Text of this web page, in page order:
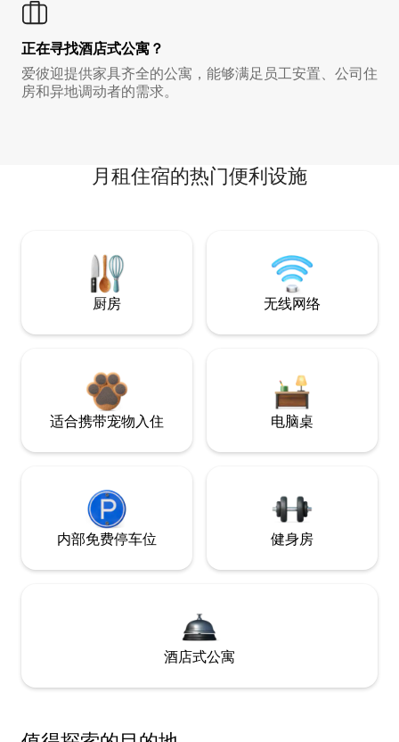
正在寻找酒店式公寓？
爱彼迎提供家具齐全的公寓，能够满足员工安置、公司住
房和异地调动者的需求。
月租住宿的热门便利设施
厨房 无线网络
适合携带宠物入住 电脑桌
内部免费停车位 健身房
酒店式公寓